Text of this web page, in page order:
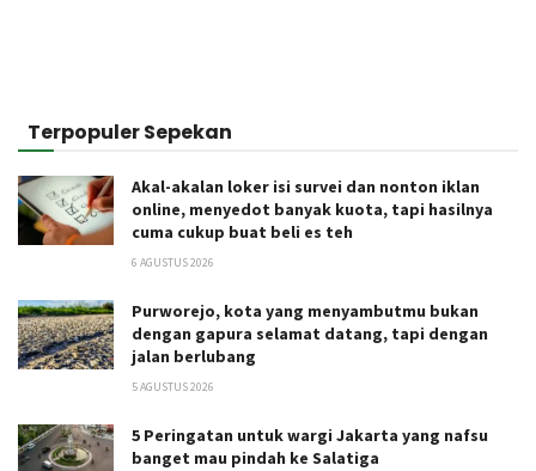
Terpopuler Sepekan
Akal-akalan loker isi survei dan nonton iklan
online, menyedot banyak kuota, tapi hasilnya
cuma cukup buat beli es teh
6 AGUSTUS 2026
Purworejo, kota yang menyambutmu bukan
dengan gapura selamat datang, tapi dengan
jalan berlubang
5 AGUSTUS 2026
5 Peringatan untuk wargi Jakarta yang nafsu
banget mau pindah ke Salatiga